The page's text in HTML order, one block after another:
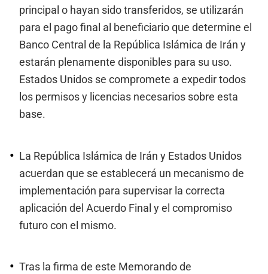
principal o hayan sido transferidos, se utilizarán
para el pago final al beneficiario que determine el
Banco Central de la República Islámica de Irán y
estarán plenamente disponibles para su uso.
Estados Unidos se compromete a expedir todos
los permisos y licencias necesarios sobre esta
base.
La República Islámica de Irán y Estados Unidos
acuerdan que se establecerá un mecanismo de
implementación para supervisar la correcta
aplicación del Acuerdo Final y el compromiso
futuro con el mismo.
Tras la firma de este Memorando de